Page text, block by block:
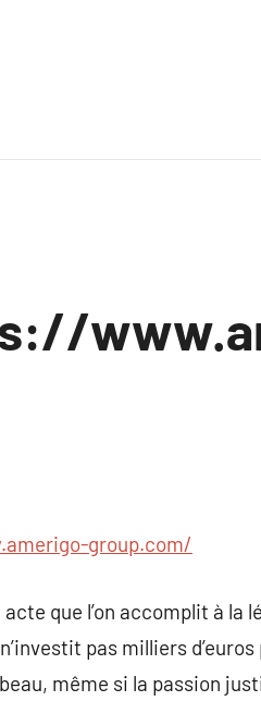
group.com/
que l’on accomplit à la
pas milliers
même si la passion